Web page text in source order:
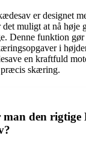
er designet
muligt at nå høje
Denne funktion gør
i
en kraftfuld
skæring.
den rigtige